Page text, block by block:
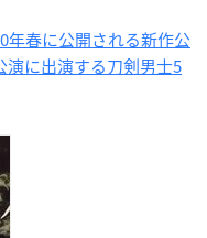
年春に公開される新作公
に出演する刀剣男士5